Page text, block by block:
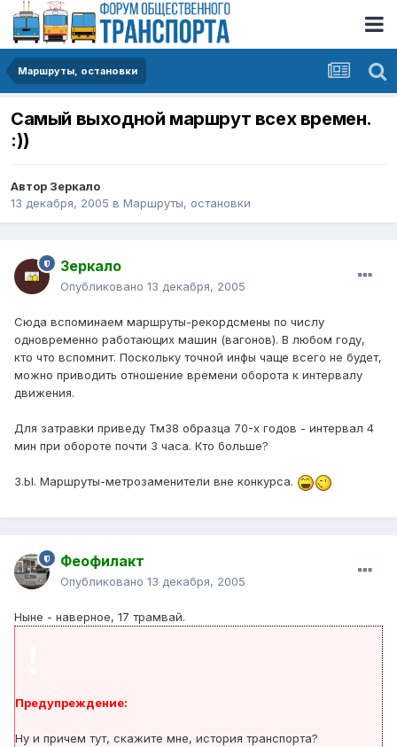
Маршруты, остановки
Самый выходной маршрут всех времен.
:))
Автор Зеркало
13 декабря, 2005 в Маршруты, остановки
Зеркало
Опубликовано 13 декабря, 2005
Сюда вспоминаем маршруты-рекордсмены по числу
одновременно работающих машин (вагонов). В любом году,
кто что вспомнит. Поскольку точной инфы чаще всего не будет,
можно приводить отношение времени оборота к интервалу
движения.
Для затравки приведу Тм38 образца 70-х годов - интервал 4
мин при обороте почти 3 часа. Кто больше?
З.Ы. Маршруты-метрозаменители вне конкурса.
Феофилакт
Опубликовано 13 декабря, 2005
Ныне - наверное, 17 трамвай.
Предупреждение:
Ну и причем тут, скажите мне, история транспорта?